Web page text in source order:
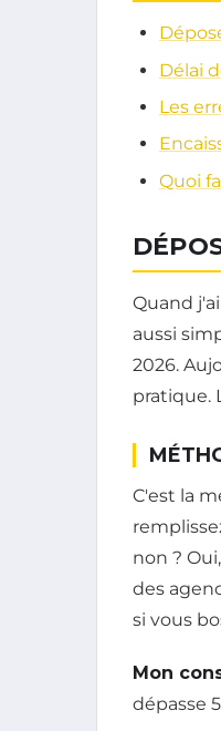
Délai
Les
Quoi
Quand
aussi
2026.
pratique.
C'est la
non ?
des
si vous
Mon
dépasse